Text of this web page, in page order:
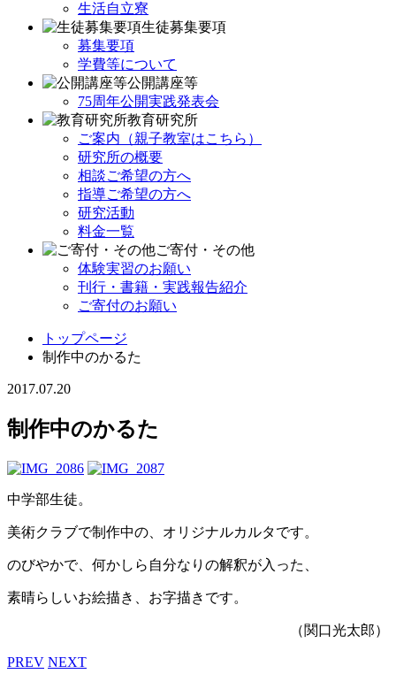
生活自立寮
生徒募集要項
募集要項
学費等について
公開講座等
75周年公開実践発表会
教育研究所
ご案内（親子教室はこちら）
研究所の概要
相談ご希望の方へ
指導ご希望の方へ
研究活動
料金一覧
ご寄付・その他
体験実習のお願い
刊行・書籍・実践報告紹介
ご寄付のお願い
トップページ
制作中のかるた
2017.07.20
制作中のかるた
中学部生徒。
美術クラブで制作中の、オリジナルカルタです。
のびやかで、何かしら自分なりの解釈が入った、
素晴らしいお絵描き、お字描きです。
（関口光太郎）
PREV NEXT